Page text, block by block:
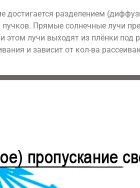
достигается разделением
пучков. Прямые солнечные лучи
этом лучи выходят из плёнки
и зависит от кол-ва